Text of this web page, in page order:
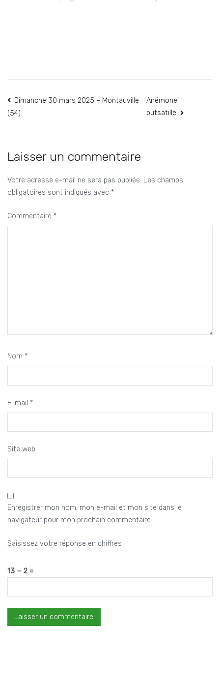
Navigation
Dimanche 30 mars 2025 – Montauville
(54)
Anémone
putsatille
Laisser un commentaire
Votre adresse e-mail ne sera pas publiée. Les champs
obligatoires sont indiqués avec *
Commentaire *
Nom *
E-mail *
Site web
Enregistrer mon nom, mon e-mail et mon site dans le
navigateur pour mon prochain commentaire.
Saisissez votre réponse en chiffres
13 − 2 =